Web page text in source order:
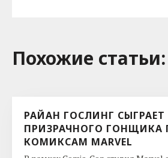
Похожие cтатьи:
РАЙАН ГОСЛИНГ СЫГРАЕТ
ПРИЗРАЧНОГО ГОНЩИКА
КОМИКСАМ MARVEL